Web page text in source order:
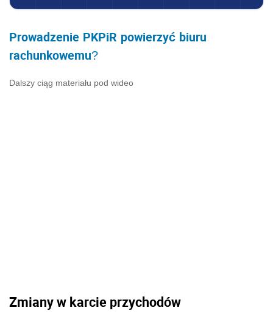
Prowadzenie PKPiR powierzyć biuru
rachunkowemu?
Dalszy ciąg materiału pod wideo
Zmiany w karcie przychodów